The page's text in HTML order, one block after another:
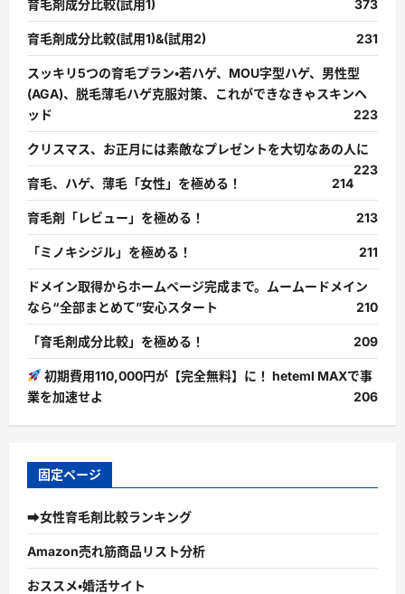
育毛剤成分比較(試用1) 373
育毛剤成分比較(試用1)&(試用2) 231
スッキリ5つの育毛プラン・若ハゲ、MOU字型ハゲ、男性型
(AGA)、脱毛薄毛ハゲ克服対策、これができなきゃスキンヘ
ッド
223
クリスマス、お正月には素敵なプレゼントを大切なあの人に
223
育毛、ハゲ、薄毛「女性」を極める！
214
育毛剤「レビュー」を極める！ 213
「ミノキシジル」を極める！ 211
ドメイン取得からホームページ完成まで。ムームードメイン
なら“全部まとめて”安心スタート
210
「育毛剤成分比較」を極める！ 209
初期費用110,000円が【完全無料】に！ heteml MAXで事
業を加速せよ
206
固定ページ
➡女性育毛剤比較ランキング
Amazon売れ筋商品リスト分析
おススメ・婚活サイト